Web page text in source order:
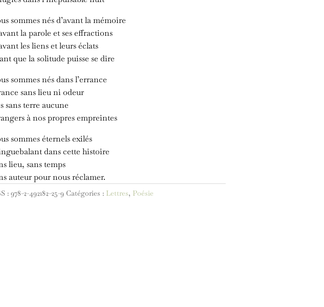
sommes nés d’avant la mémoire
la parole et ses effractions
les liens et leurs éclats
que la solitude puisse se dire
sommes nés dans l’errance
sans lieu ni odeur
sans terre aucune
à nos propres empreintes
sommes éternels exilés
dans cette histoire
lieu, sans temps
auteur pour nous réclamer.
:978-2-492182-25-9 Catégories : Lettres, Poésie